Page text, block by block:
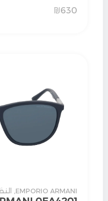
₪630
EMPORIO ARMANI
,